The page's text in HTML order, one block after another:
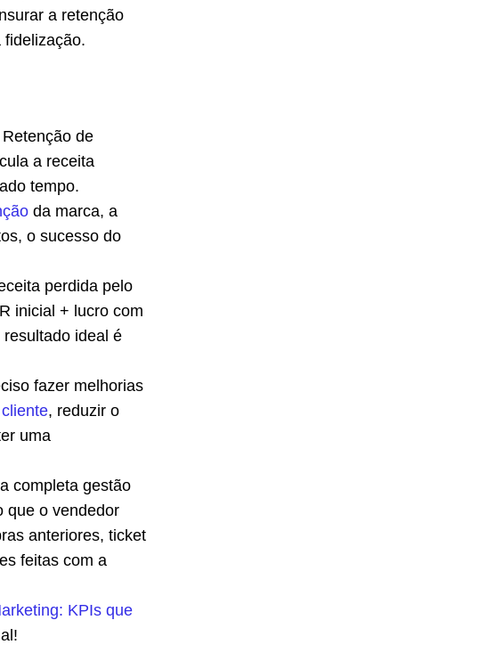
a retenção
de
a receita
tempo.
da marca, a
o sucesso do
perdida pelo
inicial + lucro com
ideal é
fazer melhorias
, reduzir o
uma
completa gestão
que o vendedor
anteriores, ticket
feitas com a
KPIs que